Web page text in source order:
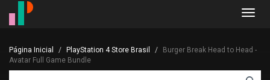
Página Inicial PlayStation 4 Store Brasil
Burger Break Head to Head -
Avatar Full Game Bundle